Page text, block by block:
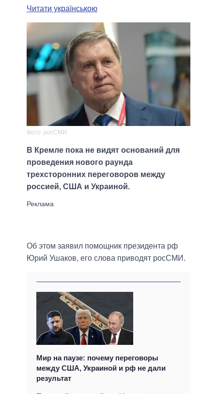
ВСЕ ПЕРСОНЫ
Читати українською
Фото: росСМИ
В Кремле пока не видят оснований для
проведения нового раунда
трехсторонних переговоров между
россией, США и Украиной.
Об этом заявил помощник президента рф
Юрий Ушаков, его слова приводят росСМИ.
Мир на паузе: почему переговоры
между США, Украиной и рф не дали
результат